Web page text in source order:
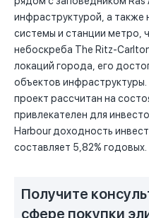
инфраструктурой, а
системы и станции метро,
небоскреба The Ritz-
локаций города, его
объектов
проект рассчитан на
привлекателен для
Harbour доходность
составляет 5,82% годовых.
Получите
сфере покупки